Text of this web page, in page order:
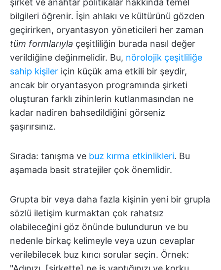
şirket ve anahtar politikalar hakkında temel
bilgileri öğrenir. İşin ahlakı ve kültürünü gözden
geçirirken, oryantasyon yöneticileri her zaman
tüm formlarıyla çeşitliliğin burada nasıl değer
verildiğine değinmelidir. Bu, nörolojik çeşitliliğe
sahip kişiler için küçük ama etkili bir şeydir,
ancak bir oryantasyon programında şirketi
oluşturan farklı zihinlerin kutlanmasından ne
kadar nadiren bahsedildiğini görseniz
şaşırırsınız.
Sırada: tanışma ve buz kırma etkinlikleri. Bu
aşamada basit stratejiler çok önemlidir.
Grupta bir veya daha fazla kişinin yeni bir grupla
sözlü iletişim kurmaktan çok rahatsız
olabileceğini göz önünde bulundurun ve bu
nedenle birkaç kelimeyle veya uzun cevaplar
verilebilecek buz kırıcı sorular seçin. Örnek: